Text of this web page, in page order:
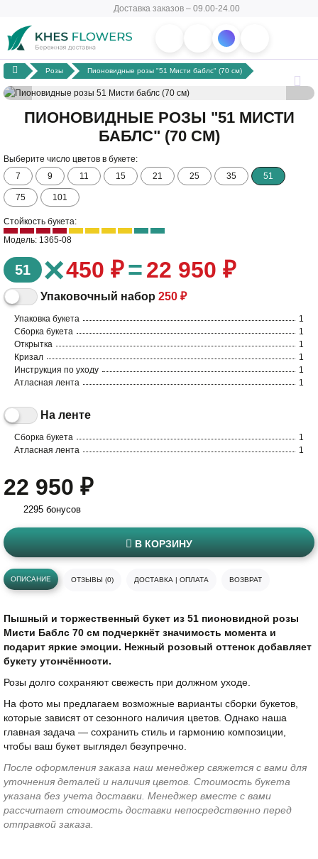
Доставка заказов – 09.00-24.00
Розы Пионовидные розы "51 Мисти баблс" (70 см)
ПИОНОВИДНЫЕ РОЗЫ "51 МИСТИ
БАБЛС" (70 СМ)
Выберите число цветов в букете:
7
9 11 15 21 25 35 51
75 101
Стойкость букета:
Модель: 1365-08
51 ×450 ₽=22 950 ₽
Упаковочный набор 250 ₽
Упаковка букета
1
Сборка букета
1
Открытка
1
Кризал
1
Инструкция по уходу
1
Атласная лента
1
На ленте
Сборка букета
1
Атласная лента
1
22 950 ₽
2295 бонусов
В КОРЗИНУ
ОПИСАНИЕ ОТЗЫВЫ (0) ДОСТАВКА | ОПЛАТА ВОЗВРАТ
Пышный и торжественный букет из 51 пионовидной розы
Мисти Баблс 70 см подчеркнёт значимость момента и
подарит яркие эмоции. Нежный розовый оттенок добавляет
букету утончённости.
Розы долго сохраняют свежесть при должном уходе.
На фото мы предлагаем возможные варианты сборки букетов,
которые зависят от сезонного наличия цветов. Однако наша
главная задача — сохранить стиль и гармонию композиции,
чтобы ваш букет выглядел безупречно.
После оформления заказа наш менеджер свяжется с вами для
уточнения деталей и наличия цветов. Стоимость букета
указана без учета доставки. Менеджер вместе с вами
рассчитает стоимость доставки непосредственно перед
отправкой заказа.